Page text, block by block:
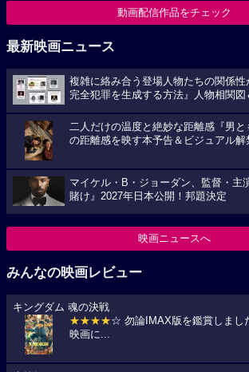
動画配信作品をチェック
最新映画ニュース
複雑に絡み合う登場人物たちの関係
完全犯罪を生成する方法』人物相関図
二人だけの温度と絶妙な距離感『男と
の距離感を映す本予告＆ビジュアル解
マイケル・B・ジョーダン、監督・主
賭け』2027年日本公開！邦題決定
映画ニュースへ
みんなの映画レビュー
キングダム 魂の決戦
★★★★☆ 勿論IMAX版を鑑賞しまし
映画に...